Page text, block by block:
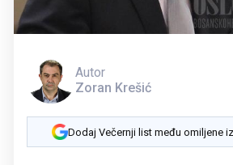
Autor
Zoran Krešić
Dodaj Večernji list među omiljene